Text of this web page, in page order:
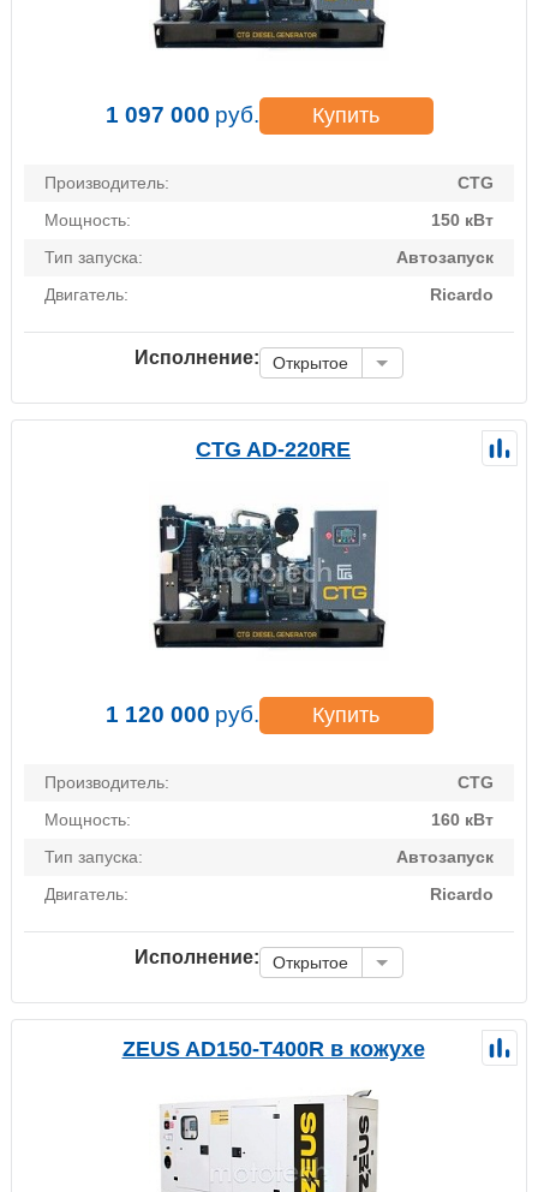
1 097 000 руб. Купить
Производитель:
CTG
Мощность:
150 кВт
Тип запуска:
Автозапуск
Двигатель:
Ricardo
Исполнение: Открытое
CTG AD-220RE
1 120 000 руб. Купить
Производитель:
CTG
Мощность:
160 кВт
Тип запуска:
Автозапуск
Двигатель:
Ricardo
Исполнение: Открытое
ZEUS AD150-T400R в кожухе